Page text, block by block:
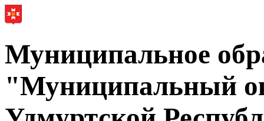
Муниципальное
"Муниципальный